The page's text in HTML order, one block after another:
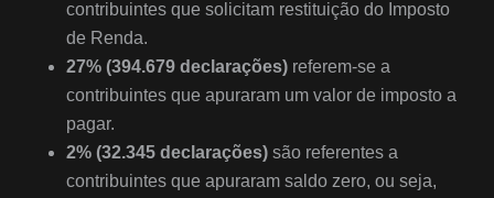
contribuintes que solicitam restituição do Imposto
de Renda.
27% (394.679 declarações) referem-se a
contribuintes que apuraram um valor de imposto a
pagar.
2% (32.345 declarações) são referentes a
contribuintes que apuraram saldo zero, ou seja,